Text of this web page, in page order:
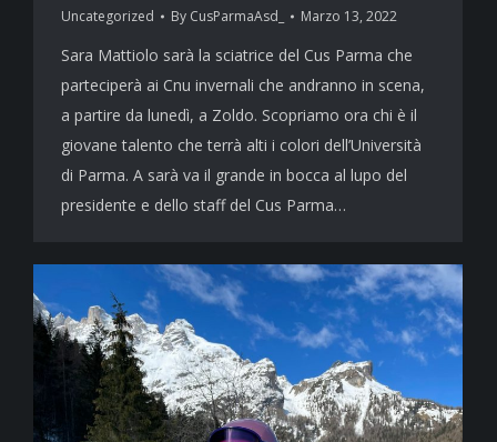
Uncategorized By CusParmaAsd_ Marzo 13, 2022
Sara Mattiolo sarà la sciatrice del Cus Parma che
parteciperà ai Cnu invernali che andranno in scena,
a partire da lunedì, a Zoldo. Scopriamo ora chi è il
giovane talento che terrà alti i colori dell’Università
di Parma. A sarà va il grande in bocca al lupo del
presidente e dello staff del Cus Parma…